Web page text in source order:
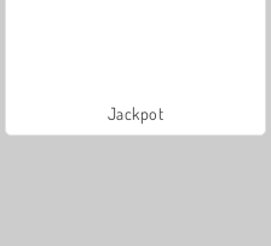
Jackpot